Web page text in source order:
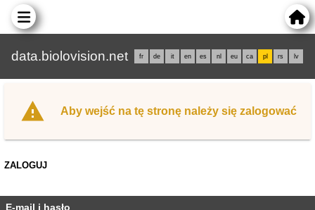
data.biolovision.net fr de it en es nl eu ca pl rs lv
Aby wejść na tę stronę należy się zalogować
ZALOGUJ
E-mail i hasło